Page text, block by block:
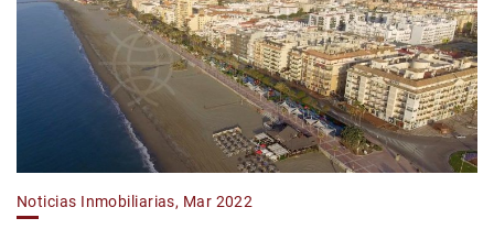
Noticias Inmobiliarias, Mar 2022